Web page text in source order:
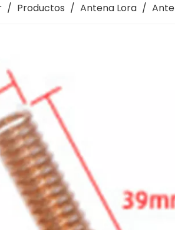
/ Productos / Antena Lora /